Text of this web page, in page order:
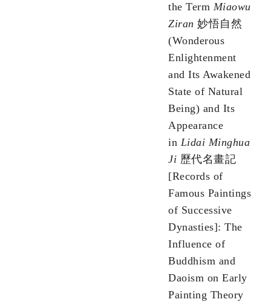
the Term Miaowu
Ziran 妙悟自然
(Wonderous
Enlightenment
and Its Awakened
State of Natural
Being) and Its
Appearance
in Lidai Minghua
Ji 歷代名畫記
[Records of
Famous Paintings
of Successive
Dynasties]: The
Influence of
Buddhism and
Daoism on Early
Painting Theory